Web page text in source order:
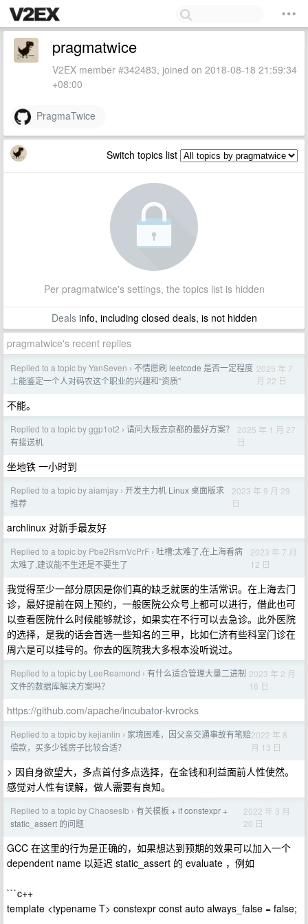
pragmatwice
V2EX member #342483, joined on 2018-08-18 21:59:34
+08:00
PragmaTwice
Switch topics list
Per pragmatwice's settings, the topics list is hidden
Dealsinfo, including closed deals, is not hidden
pragmatwice's recent replies
Replied to a topic by YanSeven › 不情愿刷 leetcode 是否一定程度
上能鉴定一个人对码农这个职业的兴趣和“资质”
2025 年 7
月 22 日
不能。
Replied to a topic by ggp1ot2 › 请问大阪去京都的最好方案？
有接送机
2025 年 1 月 27
日
坐地铁 一小时到
Replied to a topic by aiamjay › 开发主力机 Linux 桌面版求
推荐
2023 年 9 月 29
日
archlinux 对新手最友好
Replied to a topic by Pbe2RsrnVcPrF › 吐槽:太难了,在上海看病
太难了,建议能不生还是不要生了
2023 年 7 月
12 日
我觉得至少一部分原因是你们真的缺乏就医的生活常识。在上海去门
诊，最好提前在网上预约，一般医院公众号上都可以进行，借此也可
以查看医院什么时候能够就诊，如果实在不行可以去急诊。此外医院
的选择，是我的话会首选一些知名的三甲，比如仁济有些科室门诊在
周六是可以挂号的。你去的医院我大多根本没听说过。
Replied to a topic by LeeReamond › 有什么适合管理大量二进制
文件的数据库解决方案吗？
2023 年 2 月
16 日
https://github.com/apache/incubator-kvrocks
Replied to a topic by kejianlin › 家境困难，因父亲交通事故有笔赔
偿款，买多少钱房子比较合适？
2022 年 8
月 13 日
> 因自身欲望大，多点首付多点选择，在金钱和利益面前人性使然。
感觉对人性有误解，做人需要有良知。
Replied to a topic by ChaosesIb › 有关模板 + if constexpr +
static_assert 的问题
2022 年 3 月
20 日
GCC 在这里的行为是正确的，如果想达到预期的效果可以加入一个
dependent name 以延迟 static_assert 的 evaluate ，例如
```c++
template <typename T> constexpr const auto always_false = false;